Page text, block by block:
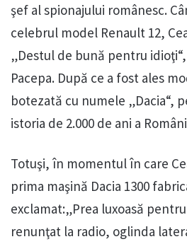
şef al spionajului românesc.
celebrul model Renault 12,
„Destul de bună pentru
Pacepa. După ce a fost ales
botezată cu numele „Dacia“,
istoria de 2.000 de ani a
Totuşi, în momentul în care
prima maşină Dacia 1300
exclamat:„Prea luxoasă
renunţat la radio, oglinda